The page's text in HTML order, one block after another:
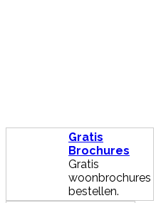
Gratis
Brochures
Gratis
woonbrochures
bestellen.